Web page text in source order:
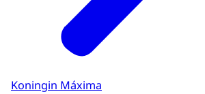
Koningin Máxima